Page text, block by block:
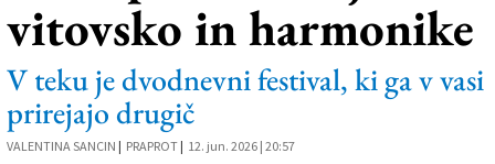
Šport
Še
Vreme
vitovsko in harmonike
V teku je dvodnevni festival, ki ga v vasi
prirejajo drugič
VALENTINA SANCIN | PRAPROT | 12. jun. 2026 | 20:57